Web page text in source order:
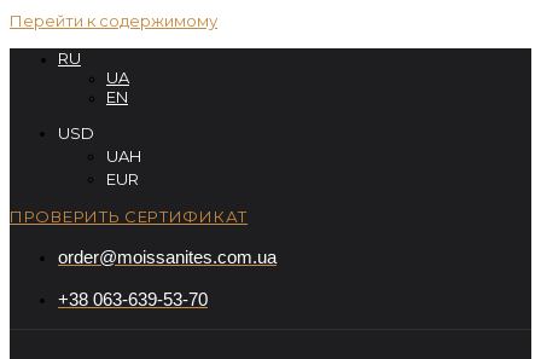
Перейти к содержимому
RU
UA
EN
USD
UAH
EUR
ПРОВЕРИТЬ СЕРТИФИКАТ
order@moissanites.com.ua
+38 063-639-53-70